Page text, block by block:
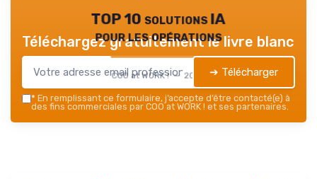
TOP 10 solutions IA
pour les opérations
COO at WORK ! — 2026
Téléchargez gratuitement le livre blanc
➔ Télécharger
* En remplissant ce formulaire, j’accepte d’être contacté(e) à
des fins commerciales par COO at WORK ! et ses partenaires.